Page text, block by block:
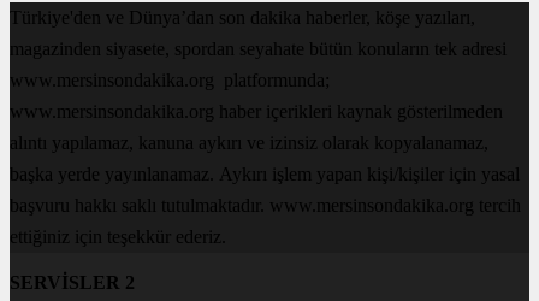
Türkiye'den ve Dünya’dan son dakika haberler, köşe yazıları,
magazinden siyasete, spordan seyahate bütün konuların tek adresi
www.mersinsondakika.org platformunda;
www.mersinsondakika.org haber içerikleri kaynak gösterilmeden
alıntı yapılamaz, kanuna aykırı ve izinsiz olarak kopyalanamaz,
başka yerde yayınlanamaz. Aykırı işlem yapan kişi/kişiler için yasal
başvuru hakkı saklı tutulmaktadır. www.mersinsondakika.org tercih
ettiğiniz için teşekkür ederiz.
SERVİSLER 2